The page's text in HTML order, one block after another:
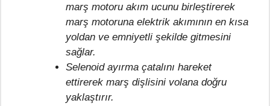
marş motoru akım ucunu birleştirerek
marş motoruna elektrik akımının en kısa
yoldan ve emniyetli şekilde gitmesini
sağlar.
Selenoid ayırma çatalını hareket
ettirerek marş dişlisini volana doğru
yaklaştırır.